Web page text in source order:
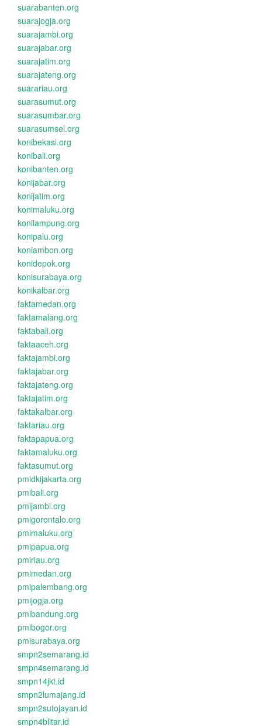
suarabanten.org
suarajogja.org
suarajambi.org
suarajabar.org
suarajatim.org
suarajateng.org
suarariau.org
suarasumut.org
suarasumbar.org
suarasumsel.org
konibekasi.org
konibali.org
konibanten.org
konijabar.org
konijatim.org
konimaluku.org
konilampung.org
konipalu.org
koniambon.org
konidepok.org
konisurabaya.org
konikalbar.org
faktamedan.org
faktamalang.org
faktabali.org
faktaaceh.org
faktajambi.org
faktajabar.org
faktajateng.org
faktajatim.org
faktakalbar.org
faktariau.org
faktapapua.org
faktamaluku.org
faktasumut.org
pmidkijakarta.org
pmibali.org
pmijambi.org
pmigorontalo.org
pmimaluku.org
pmipapua.org
pmiriau.org
pmimedan.org
pmipalembang.org
pmijogja.org
pmibandung.org
pmibogor.org
pmisurabaya.org
smpn2semarang.id
smpn4semarang.id
smpn14jkt.id
smpn2lumajang.id
smpn2sutojayan.id
smpn4blitar.id